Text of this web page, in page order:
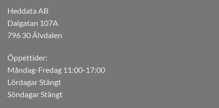
Heddata AB
Dalgatan 107A
796 30 Älvdalen
Öppettider:
Måndag-Fredag 11:00-17:00
Lördagar Stängt
Söndagar Stängt